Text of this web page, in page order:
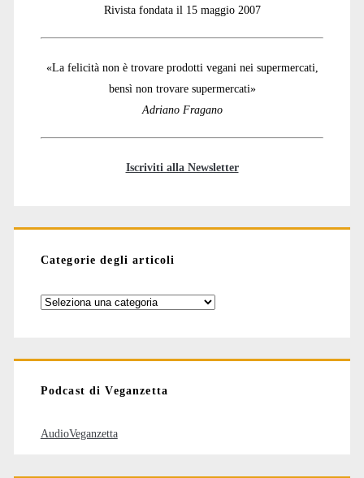
Rivista fondata il 15 maggio 2007
«La felicità non è trovare prodotti vegani nei supermercati,
bensì non trovare supermercati»
Adriano Fragano
Iscriviti alla Newsletter
Categorie degli articoli
Categorie
Podcast di Veganzetta
AudioVeganzetta